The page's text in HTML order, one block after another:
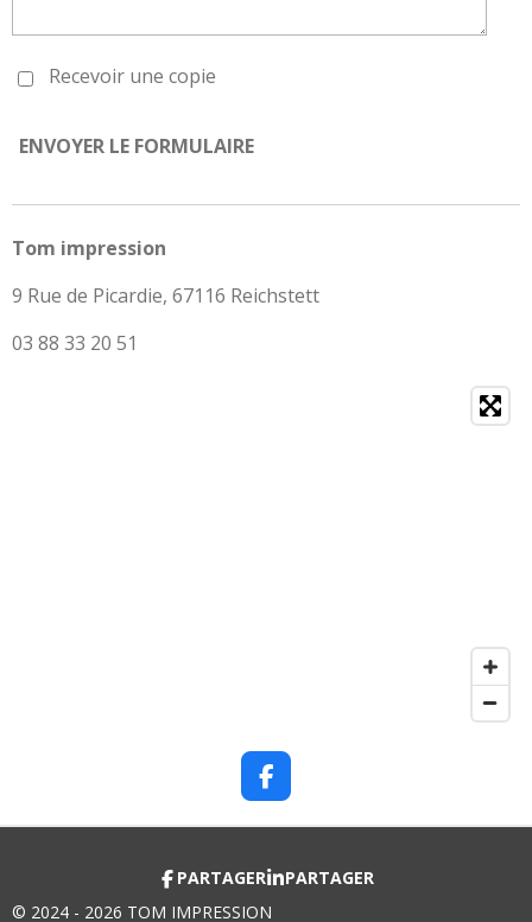
Recevoir une copie
ENVOYER LE FORMULAIRE
Tom impression
9 Rue de Picardie, 67116 Reichstett
03 88 33 20 51
F
A
C
B
PARTAGER
PARTAGER
© 2024 - 2026 TOM IMPRESSION